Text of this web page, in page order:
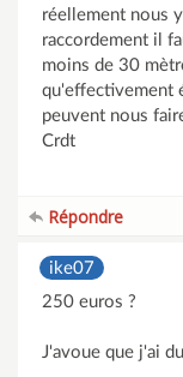
réellement nous
raccordement il
moins de 30
qu'effectivement
peuvent nous
Crdt
Répondre
ike07
250 euros ?
J'avoue que j'ai